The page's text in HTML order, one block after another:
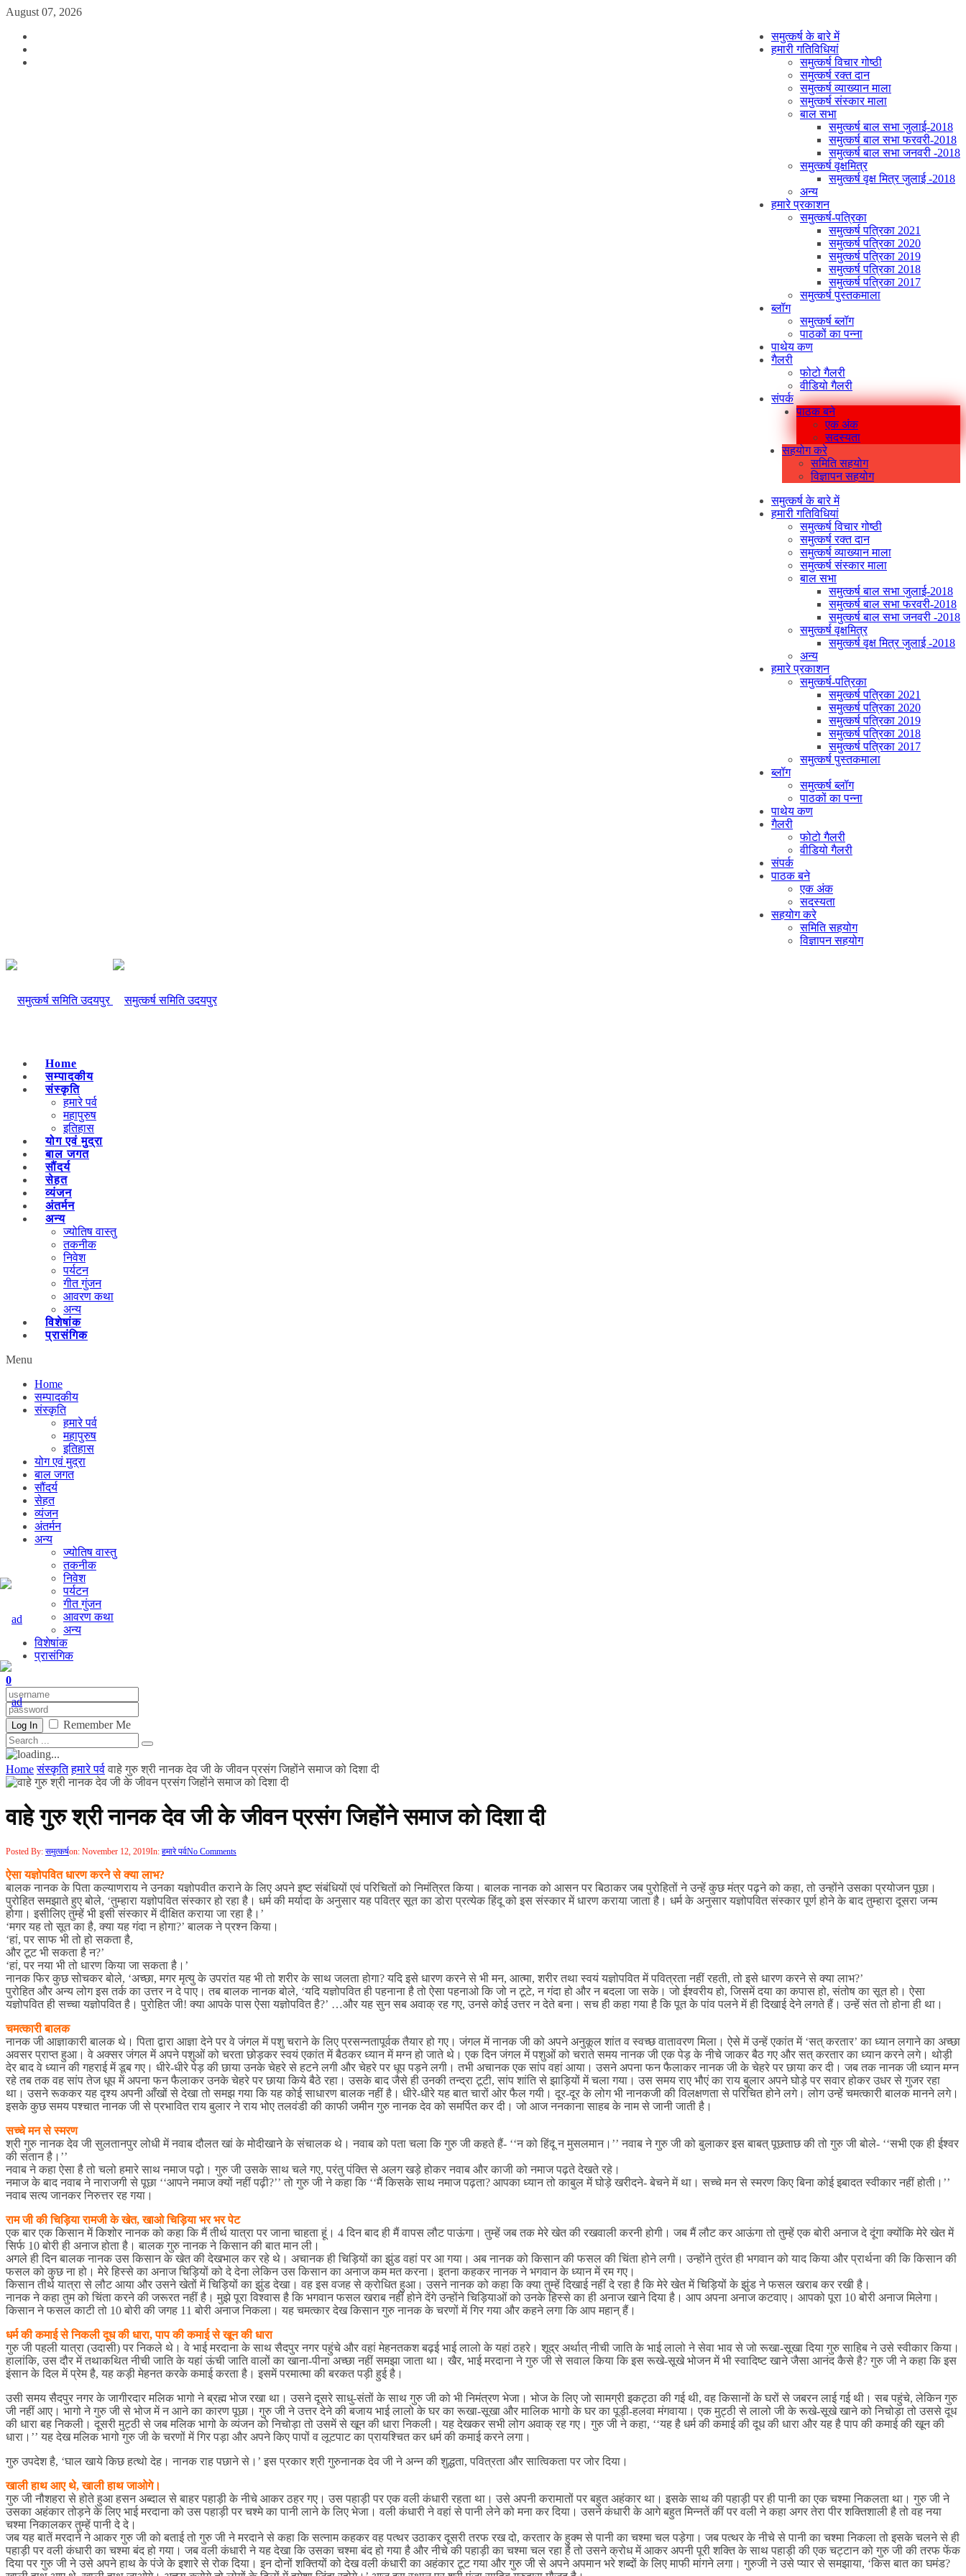
August 07, 2026
समुत्कर्ष के बारे में
हमारी गतिविधियां
समुत्कर्ष विचार गोष्ठी
समुत्कर्ष रक्त दान
समुत्कर्ष व्याख्यान माला
समुत्कर्ष संस्कार माला
बाल सभा
समुत्कर्ष बाल सभा जुलाई-2018
समुत्कर्ष बाल सभा फरवरी-2018
समुत्कर्ष बाल सभा जनवरी -2018
समुत्कर्ष वृक्षमित्र
समुत्कर्ष वृक्ष मित्र जुलाई -2018
अन्य
हमारे प्रकाशन
समुत्कर्ष-पत्रिका
समुत्कर्ष पत्रिका 2021
समुत्कर्ष पत्रिका 2020
समुत्कर्ष पत्रिका 2019
समुत्कर्ष पत्रिका 2018
समुत्कर्ष पत्रिका 2017
समुत्कर्ष पुस्तकमाला
ब्लॉग
समुत्कर्ष ब्लॉग
पाठकों का पन्ना
पाथेय कण
गैलरी
फोटो गैलरी
वीडियो गैलरी
संपर्क
पाठक बने
एक अंक
सदस्यता
सहयोग करे
समिति सहयोग
विज्ञापन सहयोग
समुत्कर्ष के बारे में
हमारी गतिविधियां
समुत्कर्ष विचार गोष्ठी
समुत्कर्ष रक्त दान
समुत्कर्ष व्याख्यान माला
समुत्कर्ष संस्कार माला
बाल सभा
समुत्कर्ष बाल सभा जुलाई-2018
समुत्कर्ष बाल सभा फरवरी-2018
समुत्कर्ष बाल सभा जनवरी -2018
समुत्कर्ष वृक्षमित्र
समुत्कर्ष वृक्ष मित्र जुलाई -2018
अन्य
हमारे प्रकाशन
समुत्कर्ष-पत्रिका
समुत्कर्ष पत्रिका 2021
समुत्कर्ष पत्रिका 2020
समुत्कर्ष पत्रिका 2019
समुत्कर्ष पत्रिका 2018
समुत्कर्ष पत्रिका 2017
समुत्कर्ष पुस्तकमाला
ब्लॉग
समुत्कर्ष ब्लॉग
पाठकों का पन्ना
पाथेय कण
गैलरी
फोटो गैलरी
वीडियो गैलरी
संपर्क
पाठक बने
एक अंक
सदस्यता
सहयोग करे
समिति सहयोग
विज्ञापन सहयोग
Home
सम्पादकीय
संस्कृति
हमारे पर्व
महापुरुष
इतिहास
योग एवं मुद्रा
बाल जगत
सौंदर्य
सेहत
व्यंजन
अंतर्मन
अन्य
ज्योतिष वास्तु
तकनीक
निवेश
पर्यटन
गीत गुंजन
आवरण कथा
अन्य
विशेषांक
प्रासंगिक
Menu
Home
सम्पादकीय
संस्कृति
हमारे पर्व
महापुरुष
इतिहास
योग एवं मुद्रा
बाल जगत
सौंदर्य
सेहत
व्यंजन
अंतर्मन
अन्य
ज्योतिष वास्तु
तकनीक
निवेश
पर्यटन
गीत गुंजन
आवरण कथा
अन्य
विशेषांक
प्रासंगिक
0
Log In Remember Me
Home संस्कृति हमारे पर्व वाहे गुरु श्री नानक देव जी के जीवन प्रसंग जिहोंने समाज को दिशा दी
वाहे गुरु श्री नानक देव जी के जीवन प्रसंग जिहोंने समाज को दिशा दी
Posted By: समुत्कर्षon: November 12, 2019In: हमारे पर्वNo Comments
ऐसा यज्ञोपवित धारण करने से क्या लाभ?
बालक नानक के पिता कल्याणराय ने उनका यज्ञोपवीत कराने के लिए अपने इष्ट संबंधियों एवं परिचितों को निमंत्रित किया। बालक नानक को आसन पर बिठाकर जब पुरोहितों ने उन्हें कुछ मंत्र पढ़ने को कहा, तो उन्होंने उसका प्रयोजन पूछा।
पुरोहित समझाते हुए बोले, ‘तुम्हारा यज्ञोपवित संस्कार हो रहा है। धर्म की मर्यादा के अनुसार यह पवित्र सूत का डोरा प्रत्येक हिंदू को इस संस्कार में धारण कराया जाता है। धर्म के अनुसार यज्ञोपवित संस्कार पूर्ण होने के बाद तुम्हारा दूसरा जन्म
होगा। इसीलिए तुम्हें भी इसी संस्कार में दीक्षित कराया जा रहा है।’
‘मगर यह तो सूत का है, क्या यह गंदा न होगा?’ बालक ने प्रश्न किया।
‘हां, पर साफ भी तो हो सकता है,
और टूट भी सकता है न?’
‘हां, पर नया भी तो धारण किया जा सकता है।’
नानक फिर कुछ सोचकर बोले, ‘अच्छा, मगर मृत्यु के उपरांत यह भी तो शरीर के साथ जलता होगा? यदि इसे धारण करने से भी मन, आत्मा, शरीर तथा स्वयं यज्ञोपवित में पवित्रता नहीं रहती, तो इसे धारण करने से क्या लाभ?’
पुरोहित और अन्य लोग इस तर्क का उत्तर न दे पाए। तब बालक नानक बोले, ‘यदि यज्ञोपवित ही पहनाना है तो ऐसा पहनाओ कि जो न टूटे, न गंदा हो और न बदला जा सके। जो ईश्वरीय हो, जिसमें दया का कपास हो, संतोष का सूत हो। ऐसा
यज्ञोपवित ही सच्चा यज्ञोपवित है। पुरोहित जी! क्या आपके पास ऐसा यज्ञोपवित है?’ …और यह सुन सब अवाक् रह गए, उनसे कोई उत्तर न देते बना। सच ही कहा गया है कि पूत के पांव पलने में ही दिखाई देने लगते हैं। उन्हें संत तो होना ही था।
चमत्कारी बालक
नानक जी आज्ञाकारी बालक थे। पिता द्वारा आज्ञा देने पर वे जंगल में पशु चराने के लिए प्रसन्नतापूर्वक तैयार हो गए। जंगल में नानक जी को अपने अनुकूल शांत व स्वच्छ वातावरण मिला। ऐसे में उन्हें एकांत में ‘सत् करतार’ का ध्यान लगाने का अच्छा
अवसर प्राप्त हुआ। वे अक्सर जंगल में अपने पशुओं को चरता छोड़कर स्वयं एकांत में बैठकर ध्यान में मग्न हो जाते थे। एक दिन जंगल में पशुओं को चराते समय नानक जी एक पेड़ के नीचे जाकर बैठ गए और सत् करतार का ध्यान करने लगे। थोड़ी
देर बाद वे ध्यान की गहराई में डूब गए। धीरे-धीरे पेड़ की छाया उनके चेहरे से हटने लगी और चेहरे पर धूप पड़ने लगी। तभी अचानक एक सांप वहां आया। उसने अपना फन फैलाकर नानक जी के चेहरे पर छाया कर दी। जब तक नानक जी ध्यान मग्न
रहे तब तक वह सांप तेज धूप में अपना फन फैलाकर उनके चेहरे पर छाया किये बैठे रहा। उसके बाद जैसे ही उनकी तन्द्रा टूटी, सांप शांति से झाड़ियों में चला गया। उस समय राए भौएं का राय बुलार अपने घोड़े पर सवार होकर उधर से गुजर रहा
था। उसने रूककर यह दृश्य अपनी आँखों से देखा तो समझ गया कि यह कोई साधारण बालक नहीं है। धीरे-धीरे यह बात चारों ओर फैल गयी। दूर-दूर के लोग भी नानकजी की विलक्षणता से परिचित होने लगे। लोग उन्हें चमत्कारी बालक मानने लगे।
इसके कुछ समय पश्चात नानक जी से प्रभावित राय बुलार ने राय भोए तलवंडी की काफी जमीन गुरु नानक देव को समर्पित कर दी। जो आज ननकाना साहब के नाम से जानी जाती है।
सच्चे मन से स्मरण
श्री गुरु नानक देव जी सुलतानपुर लोधी में नवाब दौलत खां के मोदीखाने के संचालक थे। नवाब को पता चला कि गुरु जी कहते हैं- ‘‘न को हिंदू न मुसलमान।’’ नवाब ने गुरु जी को बुलाकर इस बाबत् पूछताछ की तो गुरु जी बोले- ‘‘सभी एक ही ईश्वर
की संतान है।’’
नवाब ने कहा ऐसा है तो चलो हमारे साथ नमाज पढ़ो। गुरु जी उसके साथ चले गए, परंतु पंक्ति से अलग खड़े होकर नवाब और काजी को नमाज पढ़ते देखते रहे।
नमाज के बाद नवाब ने नाराजगी से पूछा ‘‘आपने नमाज क्यों नहीं पढ़ी?’’ तो गुरु जी ने कहा कि ‘‘मैं किसके साथ नमाज पढ़ता? आपका ध्यान तो काबुल में घोड़े खरीदने- बेचने में था। सच्चे मन से स्मरण किए बिना कोई इबादत स्वीकार नहीं होती।’’
नवाब सत्य जानकर निरुत्तर रह गया।
राम जी की चिड़िया रामजी के खेत, खाओ चिड़िया भर भर पेट
एक बार एक किसान में किशोर नानक को कहा कि मैं तीर्थ यात्रा पर जाना चाहता हूं। 4 दिन बाद ही मैं वापस लौट पाऊंगा। तुम्हें जब तक मेरे खेत की रखवाली करनी होगी। जब मैं लौट कर आऊंगा तो तुम्हें एक बोरी अनाज दे दूंगा क्योंकि मेरे खेत में
सिर्फ 10 बोरी ही अनाज होता है। बालक गुरु नानक ने किसान की बात मान ली।
अगले ही दिन बालक नानक उस किसान के खेत की देखभाल कर रहे थे। अचानक ही चिड़ियों का झुंड वहां पर आ गया। अब नानक को किसान की फसल की चिंता होने लगी। उन्होंने तुरंत ही भगवान को याद किया और प्रार्थना की कि किसान की
फसल को कुछ ना हो। मेरे हिस्से का अनाज चिड़ियों को दे देना लेकिन उस किसान का अनाज कम मत करना। इतना कहकर नानक ने भगवान के ध्यान में रम गए।
किसान तीर्थ यात्रा से लौट आया और उसने खेतों में चिड़ियों का झुंड देखा। वह इस वजह से क्रोधित हुआ। उसने नानक को कहा कि क्या तुम्हें दिखाई नहीं दे रहा है कि मेरे खेत में चिड़ियों के झुंड ने फसल खराब कर रखी है।
नानक ने कहा तुम को चिंता करने की जरूरत नहीं है। मुझे पूरा विश्वास है कि भगवान फसल खराब नहीं होने देंगे उन्होंने चिड़ियाओं को उनके हिस्से का ही अनाज खाने दिया है। आप अपना अनाज कटवाए। आपको पूरा 10 बोरी अनाज मिलेगा।
किसान ने फसल काटी तो 10 बोरी की जगह 11 बोरी अनाज निकला। यह चमत्कार देख किसान गुरु नानक के चरणों में गिर गया और कहने लगा कि आप महान् हैं।
धर्म की कमाई से निकली दूध की धारा, पाप की कमाई से खून की धारा
गुरु जी पहली यात्रा (उदासी) पर निकले थे। वे भाई मरदाना के साथ सैदपुर नगर पहुंचे और वहां मेहनतकश बढ़ई भाई लालो के यहां ठहरे। शूद्र अर्थात् नीची जाति के भाई लालो ने सेवा भाव से जो रूखा-सूखा दिया गुरु साहिब ने उसे स्वीकार किया।
हालांकि, उस दौर में तथाकथित नीची जाति के यहां ऊंची जाति वालों का खाना-पीना अच्छा नहीं समझा जाता था। खैर, भाई मरदाना ने गुरु जी से सवाल किया कि इस रूखे-सूखे भोजन में भी स्वादिष्ट खाने जैसा आनंद कैसे है? गुरु जी ने कहा कि इस
इंसान के दिल में प्रेम है, यह कड़ी मेहनत करके कमाई करता है। इसमें परमात्मा की बरकत पड़ी हुई है।
उसी समय सैदपुर नगर के जागीरदार मलिक भागो ने ब्रह्म भोज रखा था। उसने दूसरे साधु-संतों के साथ गुरु जी को भी निमंत्रण भेजा। भोज के लिए जो सामग्री इकट्ठा की गई थी, वह किसानों के घरों से जबरन लाई गई थी। सब पहुंचे, लेकिन गुरु
जी नहीं आए। भागो ने गुरु जी से भोज में न आने का कारण पूछा। गुरु जी ने उत्तर देने की बजाय भाई लालो के घर का रूखा-सूखा और मालिक भागो के घर का पूड़ी-हलवा मंगवाया। एक मुट्ठी से लालो जी के रूखे-सूखे खाने को निचोड़ा तो उससे दूध
की धारा बह निकली। दूसरी मुट्ठी से जब मलिक भागो के व्यंजन को निचोड़ा तो उसमें से खून की धारा निकली। यह देखकर सभी लोग अवाक् रह गए। गुरु जी ने कहा, ‘‘यह है धर्म की कमाई की दूध की धारा और यह है पाप की कमाई की खून की
धारा।’’ यह देख मलिक भागो गुरु जी के चरणों में गिर पड़ा और अपने किए पापों व लूटपाट का प्रायश्चित कर धर्म की कमाई करने लगा।
गुरु उपदेश है, ‘घाल खाये किछ हत्थो देह। नानक राह पछाने से।’ इस प्रकार श्री गुरुनानक देव जी ने अन्न की शुद्धता, पवित्रता और सात्विकता पर जोर दिया।
खाली हाथ आए थे, खाली हाथ जाओगे।
गुरु जी नौशहरा से होते हुआ हसन अब्दाल से बाहर पहाड़ी के नीचे आकर ठहर गए। उस पहाड़ी पर एक वली कंधारी रहता था। उसे अपनी करामातों पर बहुत अहंकार था। इसके साथ की पहाड़ी पर ही पानी का एक चश्मा निकलता था। गुरु जी ने
उसका अहंकार तोड़ने के लिए भाई मरदाना को उस पहाड़ी पर चश्मे का पानी लाने के लिए भेजा। वली कंधारी ने वहां से पानी लेने को मना कर दिया। उसने कंधारी के आगे बहुत मिन्नतें कीं पर वली ने कहा अगर तेरा पीर शक्तिशाली है तो वह नया
चश्मा निकालकर तुम्हें पानी दे दे।
जब यह बातें मरदाने ने आकर गुरु जी को बताई तो गुरु जी ने मरदाने से कहा कि सत्नाम कहकर वह पत्थर उठाकर दूसरी तरफ रख दो, करतार के हुक्म से पानी का चश्मा चल पड़ेगा। जब पत्थर के नीचे से पानी का चश्मा निकला तो इसके चलने से ही
पहाड़ी पर वली कंधारी का चश्मा बंद हो गया। जब वली कंधारी ने यह देखा कि उसका चश्मा बंद हो गया है और नीचे की पहाड़ी का चश्मा चल रहा है तो उसने क्रोध में आकर अपनी पूरी शक्ति के साथ पहाड़ी की एक चट्टान को गुरु जी की तरफ फेंक
दिया पर गुरु जी ने उसे अपने हाथ के पंजे के इशारे से रोक दिया। इन दोनों शक्तियों को देख वली कंधारी का अहंकार टूट गया और गुरु जी से अपने अपमान भरे शब्दों के लिए माफी मांगने लगा। गुरुजी ने उसे प्यार से समझाया, ‘किस बात का घमंड?